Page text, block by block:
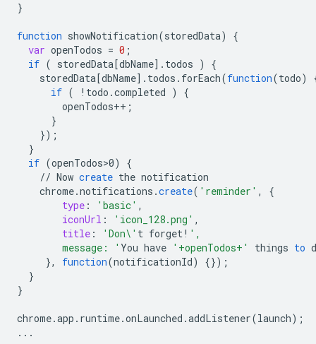
}
function showNotification(storedData)
{
var openTodos = 0 ;
if ( storedData[dbName] . todos )
{
storedData[dbName] . todos . forEach(function(todo)
if ( ! todo .completed )
{
openTodos++ ;
}
});
}
if (openTodos>0)
{
// Now create the notification
chrome.notifications .create( 'reminder' ,
{
type : 'basic' ,
iconUrl : 'icon_128.png' ,
title : 'Don\' t forget ! ',
        message: '
You have '+openTodos+' things to
}, function(notificationId) {});
}
}
chrome.app . runtime.onLaunched .addListener(launch);
...